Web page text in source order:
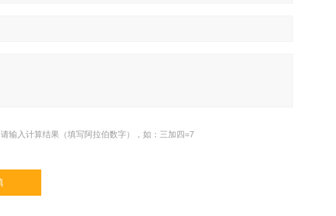
请输入计算结果（填写阿拉伯数字），如：三加四=7